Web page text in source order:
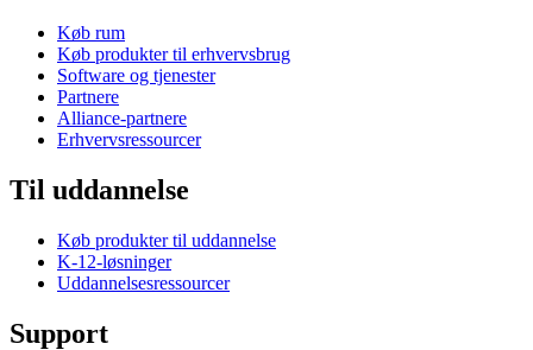
Køb rum
Køb produkter til erhvervsbrug
Software og tjenester
Partnere
Alliance-partnere
Erhvervsressourcer
Til uddannelse
Køb produkter til uddannelse
K-12-løsninger
Uddannelsesressourcer
Support